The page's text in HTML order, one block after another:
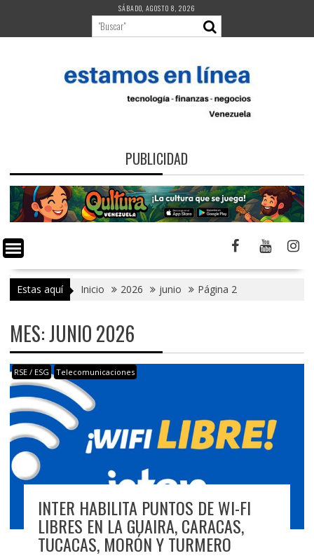
contenido
SÁBADO, AGOSTO 8, 2026
PUBLICIDAD
Estas aquí Inicio 2026 junio Página 2
MES:JUNIO 2026
RSE / ESG Telecomunicaciones
INTER HABILITA PUNTOS DE WI-FI
LIBRES EN LA GUAIRA, CARACAS,
TUCACAS, MORÓN Y TURMERO